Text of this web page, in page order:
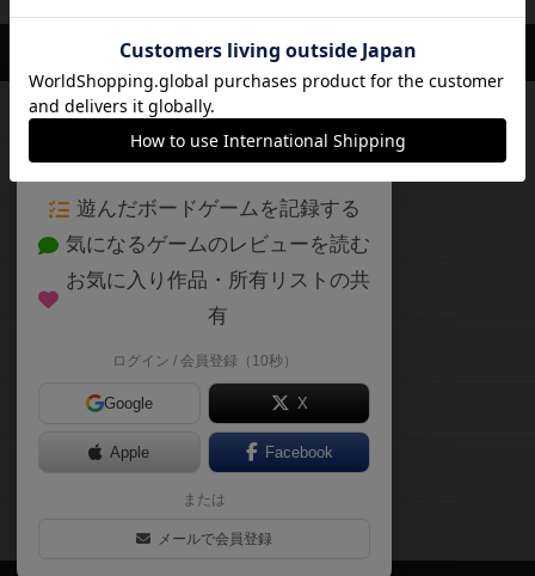
ボードゲームのプレイ履歴を記録し
て、
自分のデータを管理しませんか？
約75,000人がボドゲーマを利用中！
遊んだボードゲームを記録する
気になるゲームのレビューを読む
お気に入り作品・所有リストの共
有
ログイン / 会員登録（10秒）
Google X
Apple Facebook
または
メールで会員登録
ボドゲーマTOP
ボードゲームを検索する
ボードゲーム会情報
メカニクス特集
掲示板・トピックス
ボドとも・会員一覧
ボードゲーム業界コラム
ボドゲーマご利用案内